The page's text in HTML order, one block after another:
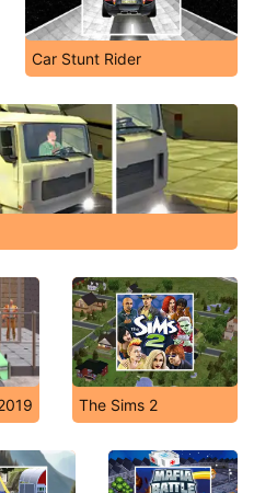
Car Stunt Rider
The Sims 2